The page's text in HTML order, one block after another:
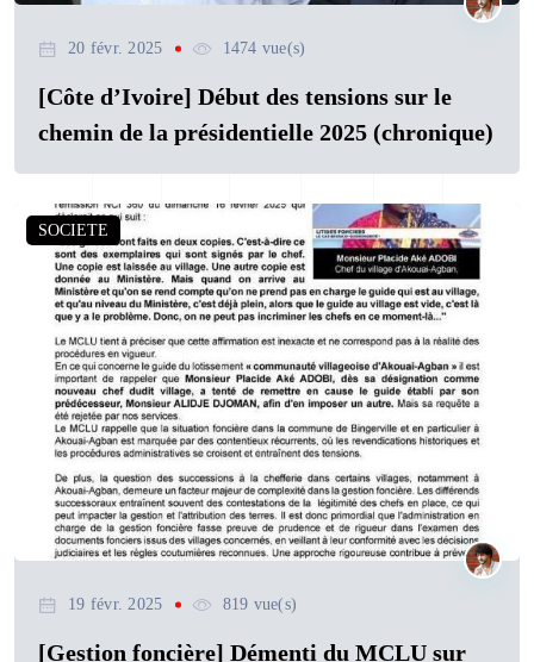
20 févr. 2025 1474 vue(s)
[Côte d’Ivoire] Début des tensions sur le
chemin de la présidentielle 2025 (chronique)
SOCIETE
19 févr. 2025 819 vue(s)
[Gestion foncière] Démenti du MCLU sur